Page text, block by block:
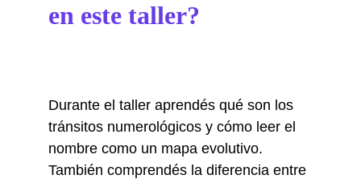
en este taller?
Durante el taller aprendés qué son los
tránsitos numerológicos y cómo leer el
nombre como un mapa evolutivo.
También comprendés la diferencia entre